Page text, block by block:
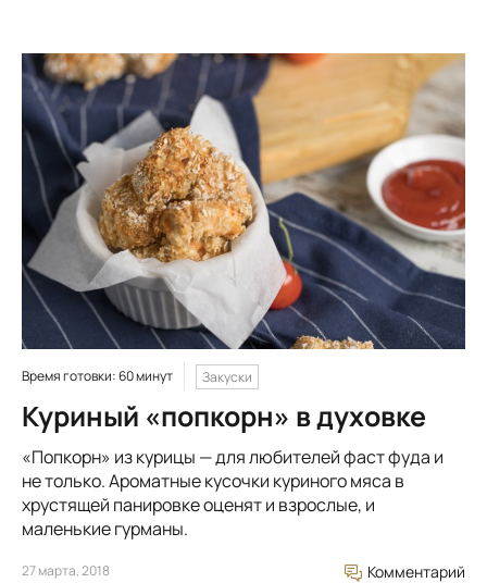
Время готовки: 60 минут Закуски
Куриный «попкорн» в духовке
«Попкорн» из курицы — для любителей фаст фуда и
не только. Ароматные кусочки куриного мяса в
хрустящей панировке оценят и взрослые, и
маленькие гурманы.
27 марта, 2018 Комментарий